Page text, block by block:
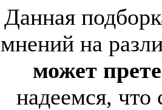
Данная
мнений на
может
надеемся, что